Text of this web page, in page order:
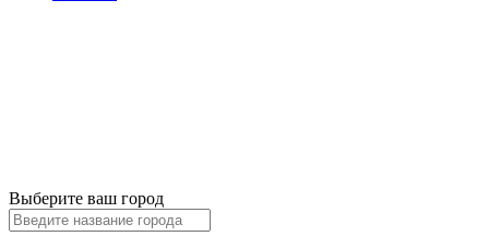
Выберите ваш город